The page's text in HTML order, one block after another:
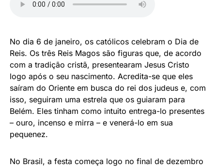
No dia 6 de janeiro, os católicos celebram o Dia de
Reis. Os três Reis Magos são figuras que, de acordo
com a tradição cristã, presentearam Jesus Cristo
logo após o seu nascimento. Acredita-se que eles
saíram do Oriente em busca do rei dos judeus e, com
isso, seguiram uma estrela que os guiaram para
Belém. Eles tinham como intuito entrega-lo presentes
– ouro, incenso e mirra – e venerá-lo em sua
pequenez.
No Brasil, a festa começa logo no final de dezembro